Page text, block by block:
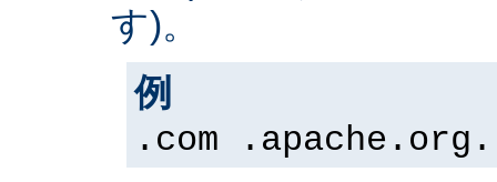
す)。
例
.com .apache.org.